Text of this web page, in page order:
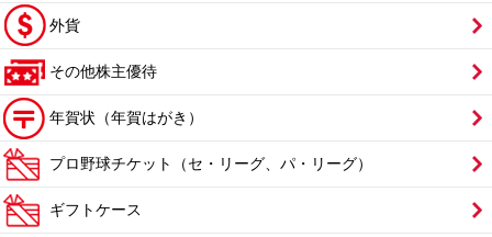
外貨
その他株主優待
年賀状（年賀はがき）
プロ野球チケット（セ・リーグ、パ・リーグ）
ギフトケース